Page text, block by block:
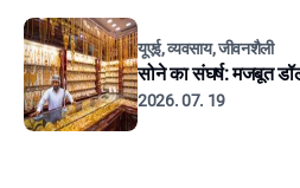
यूएई, व्यवसाय, जीवनशैली
सोने का संघर्ष: मजबूत
2026. 07. 19